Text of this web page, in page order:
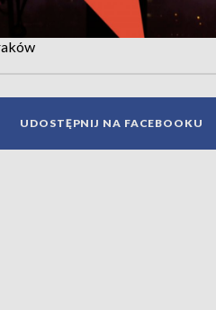
UDOSTĘPNIJ NA FACEBOOKU